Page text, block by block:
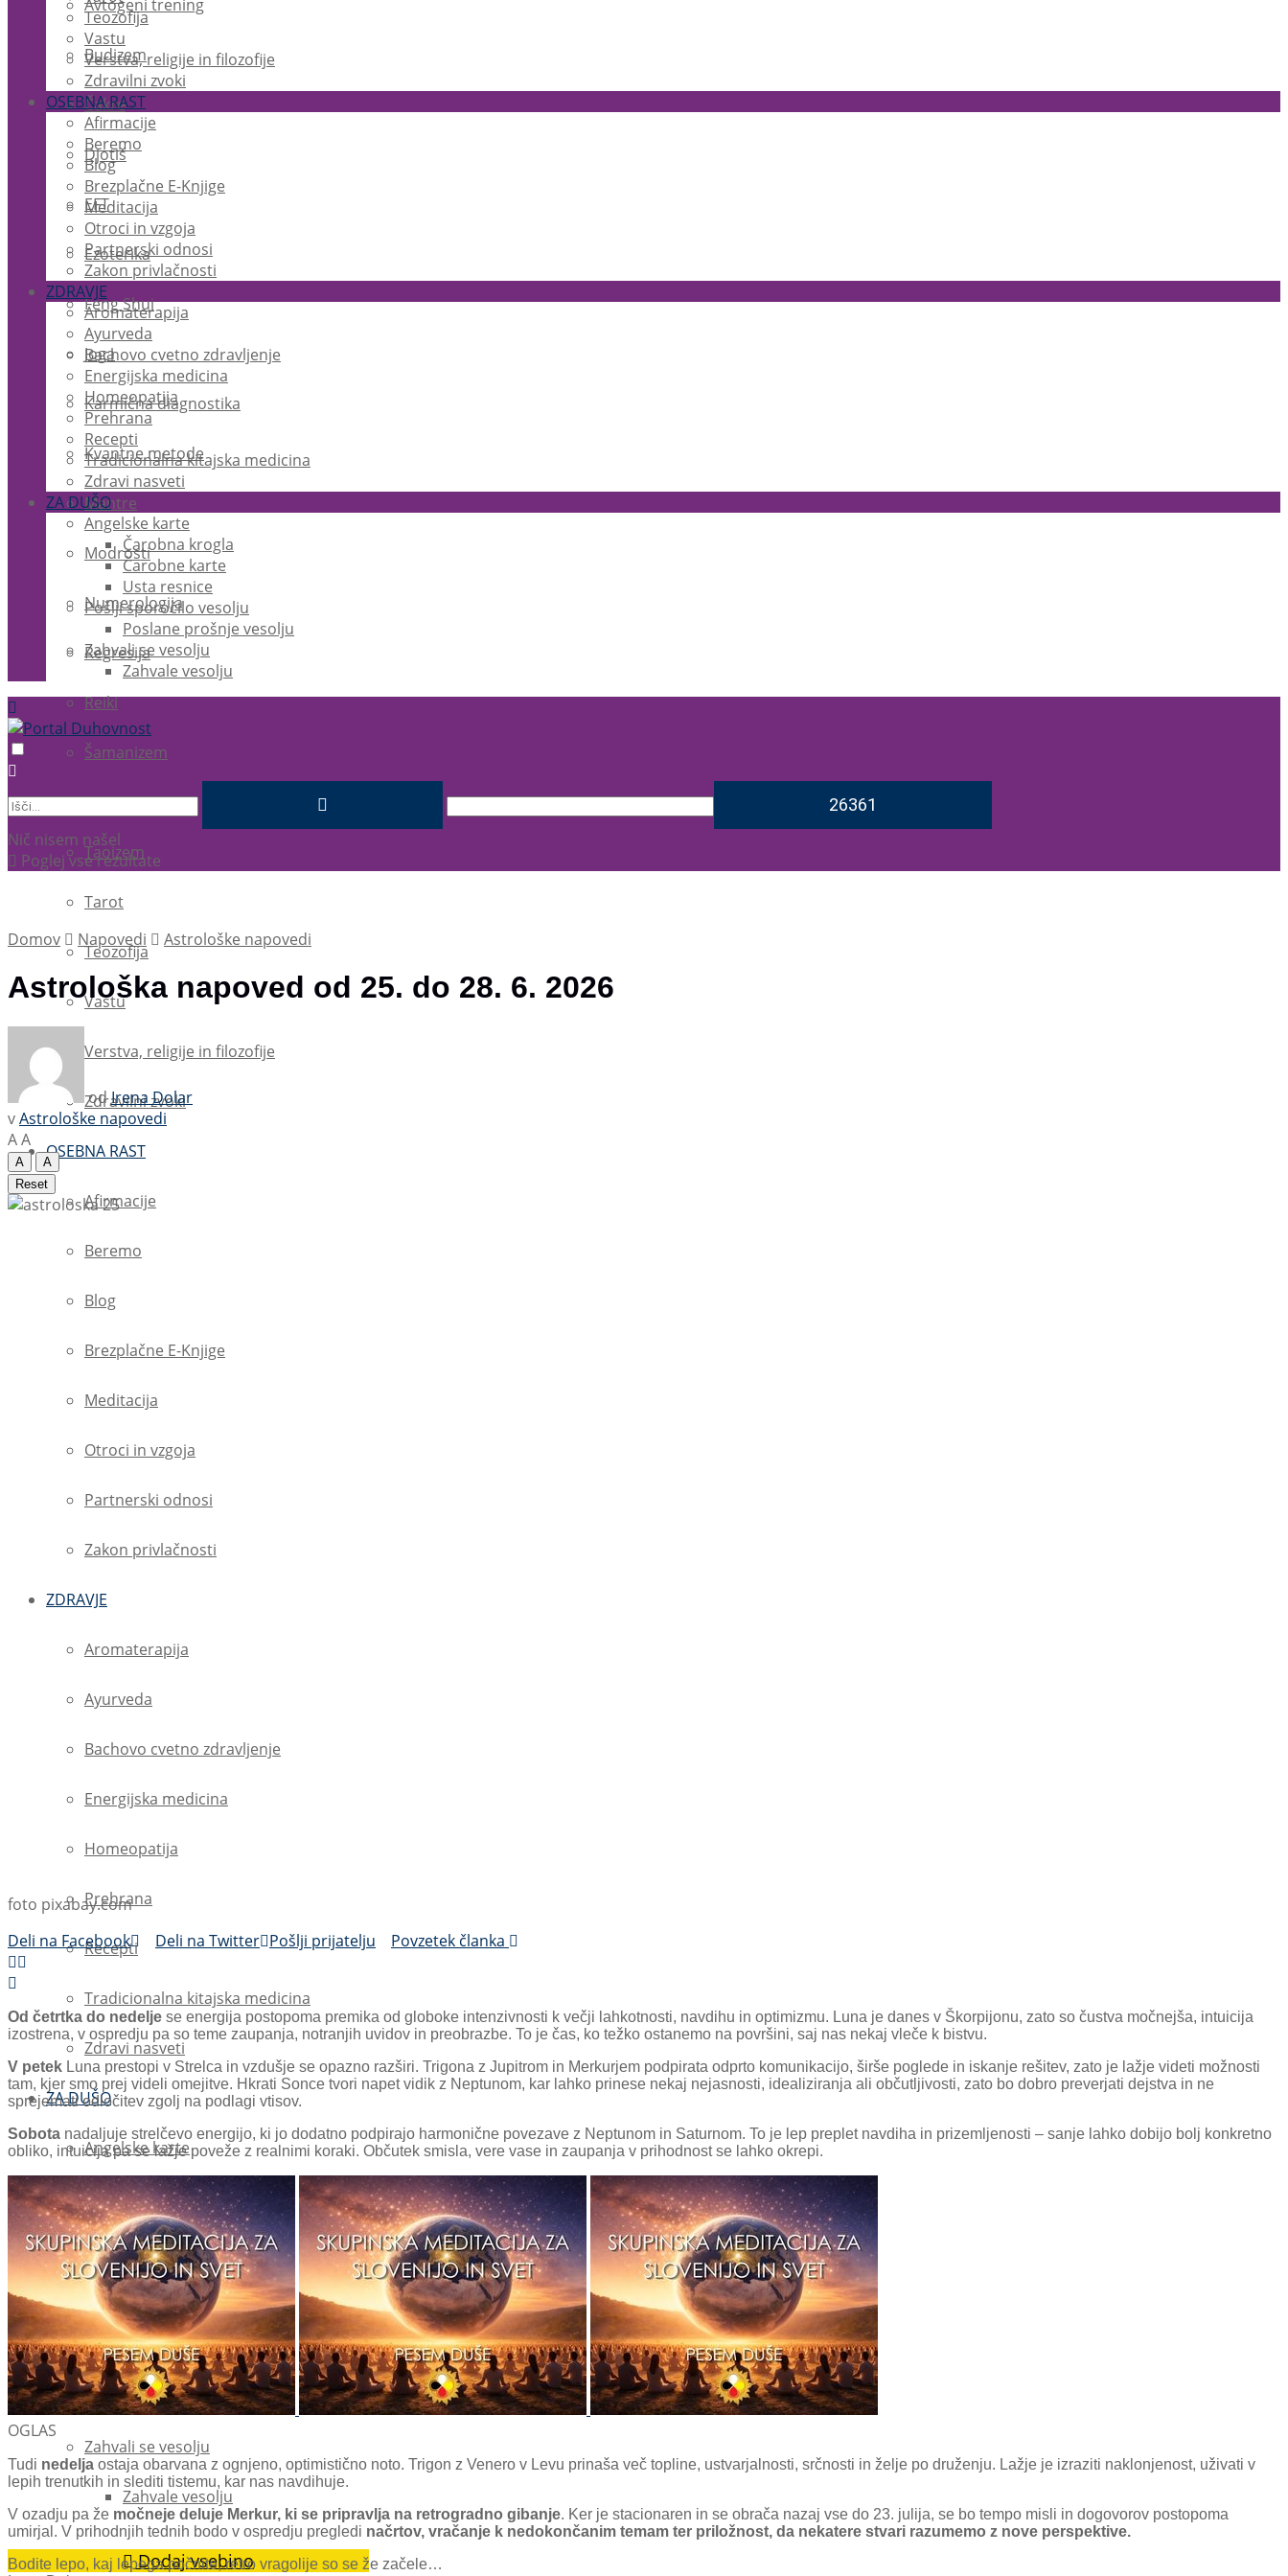
Avtogeni trening
Budizem
Čakre
Djotiš
EFT
Ezoterika
Feng Shui
Joga
Karmična diagnostika
Kvantne metode
Mantre
Modrosti
Numerologija
Regresija
Reiki
Šamanizem
Tantra
Taoizem
Tarot
Teozofija
Vastu
Verstva, religije in filozofije
Zdravilni zvoki
OSEBNA RAST
Afirmacije
Beremo
Blog
Brezplačne E-Knjige
Meditacija
Otroci in vzgoja
Partnerski odnosi
Zakon privlačnosti
ZDRAVJE
Aromaterapija
Ayurveda
Bachovo cvetno zdravljenje
Energijska medicina
Homeopatija
Prehrana
Recepti
Tradicionalna kitajska medicina
Zdravi nasveti
ZA DUŠO
Angelske karte
Čarobna krogla
Čarobne karte
Usta resnice
Pošlji sporočilo vesolju
Poslane prošnje vesolju
Zahvali se vesolju
Zahvale vesolju
Dodaj vsebino
Teozofija
Vastu
Verstva, religije in filozofije
Zdravilni zvoki
OSEBNA RAST
Afirmacije
Beremo
Blog
Brezplačne E-Knjige
Meditacija
Otroci in vzgoja
Partnerski odnosi
Zakon privlačnosti
ZDRAVJE
Aromaterapija
Ayurveda
Bachovo cvetno zdravljenje
Energijska medicina
Homeopatija
Prehrana
Recepti
Tradicionalna kitajska medicina
Zdravi nasveti
ZA DUŠO
Angelske karte
Čarobna krogla
Čarobne karte
Usta resnice
Pošlji sporočilo vesolju
Poslane prošnje vesolju
Zahvali se vesolju
Zahvale vesolju
Nič nisem našel
Poglej vse rezultate
Domov Napovedi Astrološke napovedi
Astrološka napoved od 25. do 28. 6. 2026
odIrena Dolar
vAstrološke napovedi
AA
A
A
Reset
foto pixabay.com
Deli na Facebook
Deli na Twitter Pošlji prijatelju Povzetek članka
Od četrtka do nedelje se energija postopoma premika od globoke intenzivnosti k večji lahkotnosti, navdihu in optimizmu. Luna je danes v Škorpijonu, zato so čustva močnejša, intuicija
izostrena, v ospredju pa so teme zaupanja, notranjih uvidov in preobrazbe. To je čas, ko težko ostanemo na površini, saj nas nekaj vleče k bistvu.
V petek Luna prestopi v Strelca in vzdušje se opazno razširi. Trigona z Jupitrom in Merkurjem podpirata odprto komunikacijo, širše poglede in iskanje rešitev, zato je lažje videti možnosti
tam, kjer smo prej videli omejitve. Hkrati Sonce tvori napet vidik z Neptunom, kar lahko prinese nekaj nejasnosti, idealiziranja ali občutljivosti, zato bo dobro preverjati dejstva in ne
sprejemati odločitev zgolj na podlagi vtisov.
Sobota nadaljuje strelčevo energijo, ki jo dodatno podpirajo harmonične povezave z Neptunom in Saturnom. To je lep preplet navdiha in prizemljenosti – sanje lahko dobijo bolj konkretno
obliko, intuicija pa se lažje poveže z realnimi koraki. Občutek smisla, vere vase in zaupanja v prihodnost se lahko okrepi.
OGLAS
Tudi nedelja ostaja obarvana z ognjeno, optimistično noto. Trigon z Venero v Levu prinaša več topline, ustvarjalnosti, srčnosti in želje po druženju. Lažje je izraziti naklonjenost, uživati v
lepih trenutkih in slediti tistemu, kar nas navdihuje.
V ozadju pa že močneje deluje Merkur, ki se pripravlja na retrogradno gibanje. Ker je stacionaren in se obrača nazaj vse do 23. julija, se bo tempo misli in dogovorov postopoma
umirjal. V prihodnjih tednih bodo v ospredju pregledi načrtov, vračanje k nedokončanim temam ter priložnost, da nekatere stvari razumemo z nove perspektive.
Bodite lepo, kaj lepega počnite, retro vragolije so se že začele…